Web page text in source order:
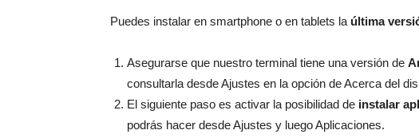
Puedes instalar en smartphone o en tablets la última
Asegurarse que nuestro terminal tiene una versión de
consultarla desde Ajustes en la opción de Acerca del
El siguiente paso es activar la posibilidad de instalar
podrás hacer desde Ajustes y luego Aplicaciones.